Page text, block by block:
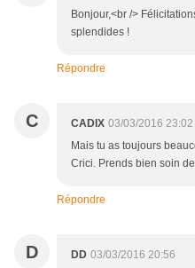
Bonjour,<br />
splendides !
Répondre
C CADIX 03/03/2016 23:02
Mais tu as toujours
Crici. Prends bien soin
Répondre
D DD 03/03/2016 20:56